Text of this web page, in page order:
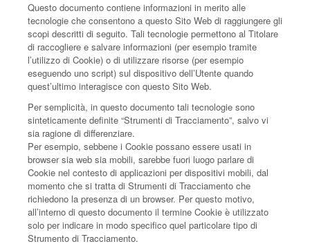
Questo documento contiene informazioni in merito alle
tecnologie che consentono a questo Sito Web di raggiungere gli
scopi descritti di seguito. Tali tecnologie permettono al Titolare
di raccogliere e salvare informazioni (per esempio tramite
l’utilizzo di Cookie) o di utilizzare risorse (per esempio
eseguendo uno script) sul dispositivo dell’Utente quando
quest’ultimo interagisce con questo Sito Web.
Per semplicità, in questo documento tali tecnologie sono
sinteticamente definite “Strumenti di Tracciamento”, salvo vi
sia ragione di differenziare.
Per esempio, sebbene i Cookie possano essere usati in
browser sia web sia mobili, sarebbe fuori luogo parlare di
Cookie nel contesto di applicazioni per dispositivi mobili, dal
momento che si tratta di Strumenti di Tracciamento che
richiedono la presenza di un browser. Per questo motivo,
all’interno di questo documento il termine Cookie è utilizzato
solo per indicare in modo specifico quel particolare tipo di
Strumento di Tracciamento.